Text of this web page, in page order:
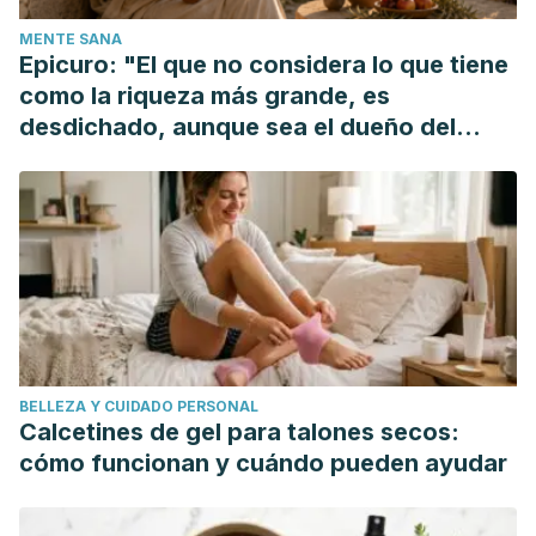
Chiropractors.”Journal of chiropractic humanitiesvol. 23,1
68-76. 3 Sep. 2016, doi:10.1016/j.echu.2016.07.003
MENTE SANA
Epicuro: "El que no considera lo que tiene
como la riqueza más grande, es
desdichado, aunque sea el dueño del
BELLEZA Y CUIDADO PERSONAL
Calcetines de gel para talones secos:
cómo funcionan y cuándo pueden ayudar